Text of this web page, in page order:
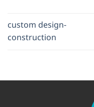
custom design-
construction